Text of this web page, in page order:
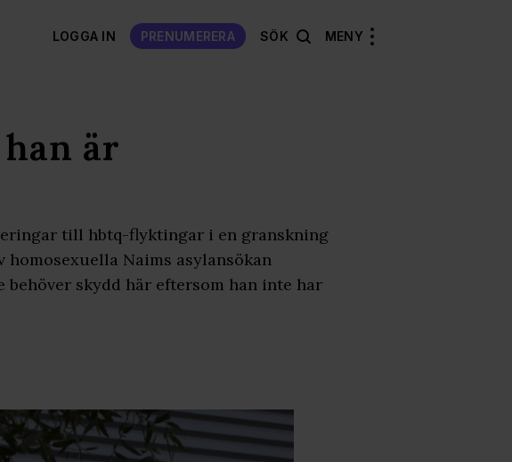
LOGGA IN PRENUMERERA SÖK MENY
är
till hbtq-flyktingar i en granskning
homosexuella Naims asylansökan
skydd här eftersom han inte har